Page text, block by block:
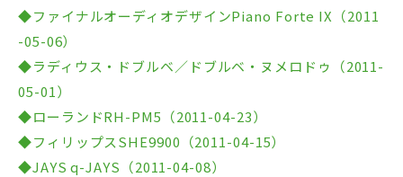
◆ファイナルオーディオデザインPiano Forte IX（2011
-05-06）
◆ラディウス・ドブルベ／ドブルベ・ヌメロドゥ（2011-
05-01）
◆ローランドRH-PM5（2011-04-23）
◆フィリップスSHE9900（2011-04-15）
◆JAYS q-JAYS（2011-04-08）